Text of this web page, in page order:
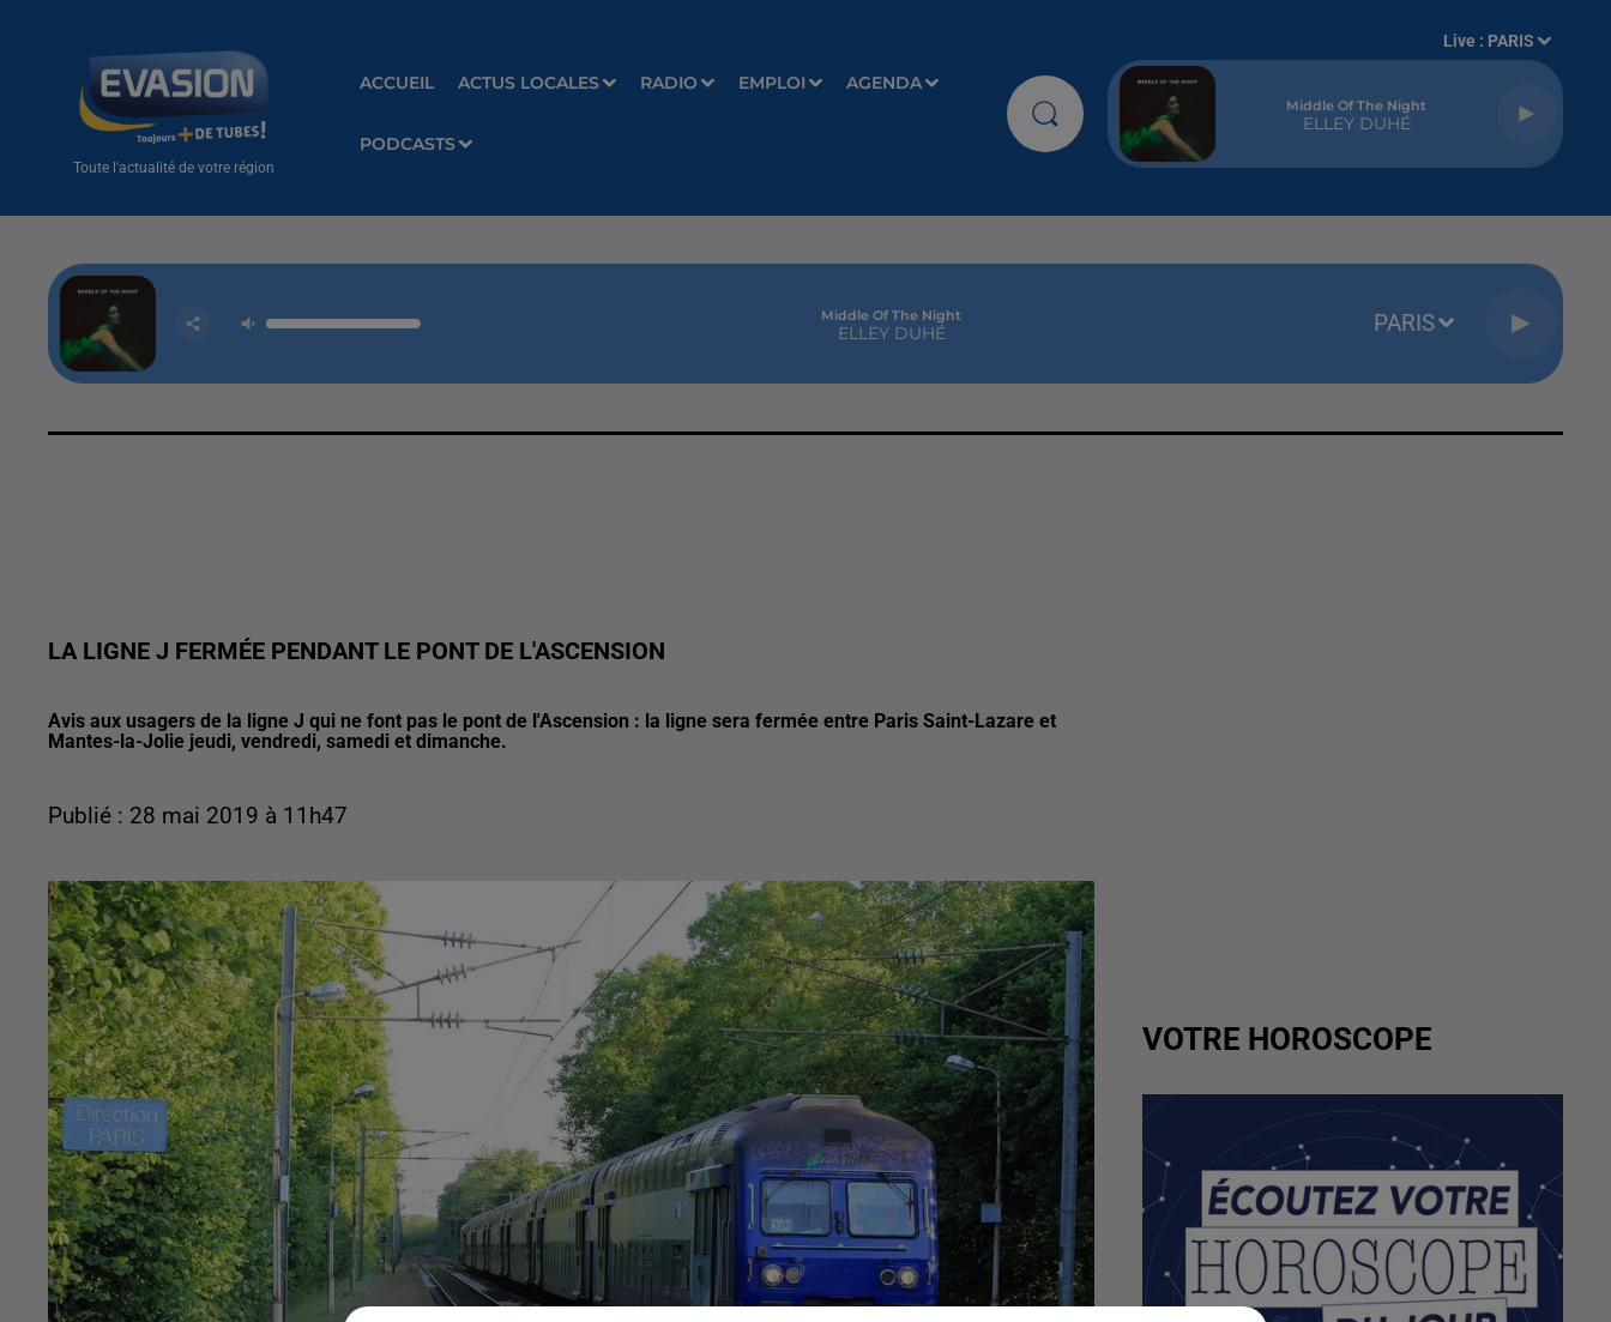
Toute l'actualité de votre région
ACCUEIL ACTUS LOCALES RADIO EMPLOI AGENDA
PODCASTS
Live : PARIS
Middle Of The Night
ELLEY DUHÉ
Middle Of The Night
ELLEY DUHÉ PARIS
LA LIGNE J FERMÉE PENDANT LE PONT DE L'ASCENSION
Avis aux usagers de la ligne J qui ne font pas le pont de l'Ascension : la ligne sera fermée entre Paris Saint-Lazare et
Mantes-la-Jolie jeudi, vendredi, samedi et dimanche.
Publié : 28 mai 2019 à 11h47
VOTRE HOROSCOPE